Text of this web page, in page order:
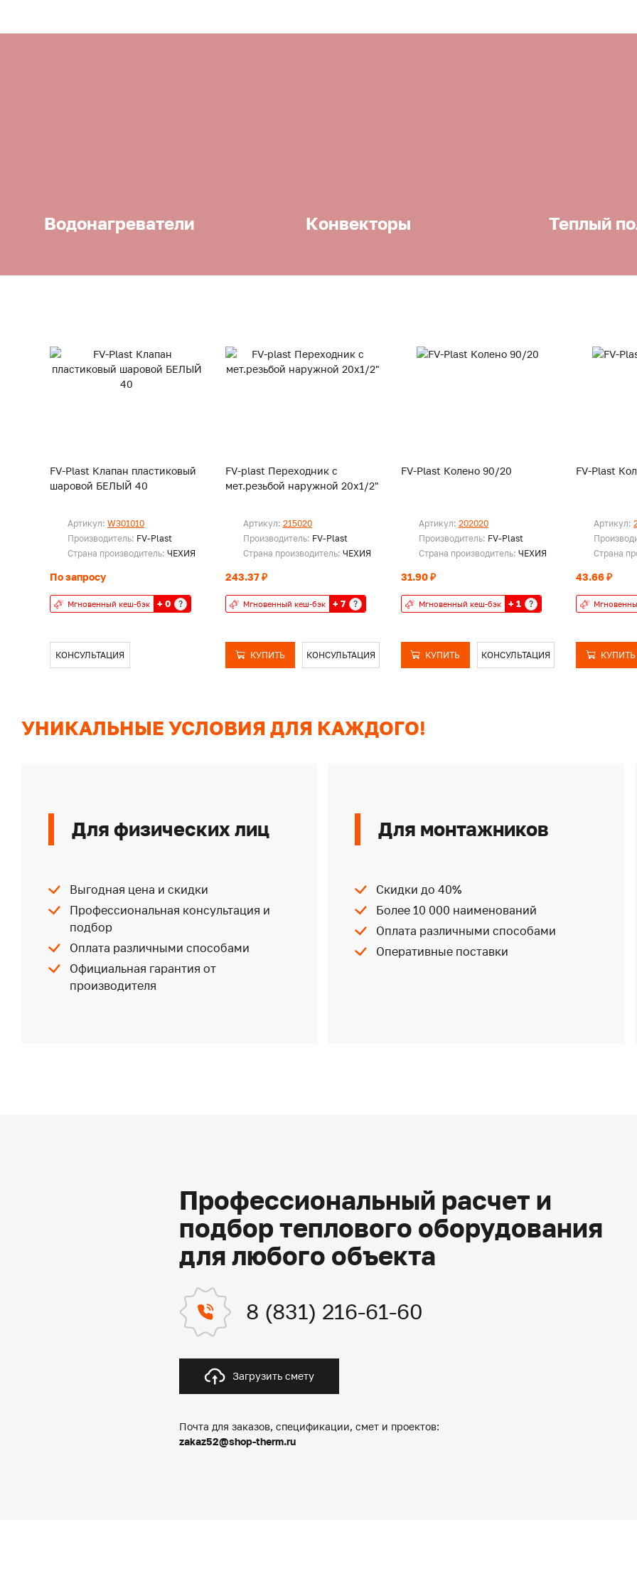
Водонагреватели Конвекторы Теплый
FV-Plast Клапан пластиковый
шаровой БЕЛЫЙ 40
Артикул: W301010
Производитель: FV-Plast
Страна производитель: ЧЕХИЯ
По запросу
Мгновенный кеш-бэк + 0 ?
КОНСУЛЬТАЦИЯ
FV-plast Переходник с
мет.резьбой наружной 20х1/2"
Артикул: 215020
Производитель: FV-Plast
Страна производитель: ЧЕХИЯ
243.37 ₽
Мгновенный кеш-бэк + 7 ?
КУПИТЬ КОНСУЛЬТАЦИЯ
FV-Plast Колено 90/20
Артикул: 202020
Производитель: FV-Plast
Страна производитель: ЧЕХИЯ
31.90 ₽
Мгновенный кеш-бэк + 1 ?
КУПИТЬ КОНСУЛЬТАЦИЯ
FV-Plast
Артикул:
Страна
43.66 ₽
КУПИТЬ
УНИКАЛЬНЫЕ УСЛОВИЯ ДЛЯ КАЖДОГО!
Для физических лиц
Выгодная цена и скидки
Профессиональная консультация и
подбор
Оплата различными способами
Официальная гарантия от
производителя
Для монтажников
Скидки до 40%
Более 10 000 наименований
Оплата различными способами
Оперативные поставки
Профессиональный расчет и
подбор теплового оборудования
для любого объекта
8 (831) 216-61-60
Загрузить смету
Почта для заказов, спецификации, смет и проектов:
zakaz52@shop-therm.ru